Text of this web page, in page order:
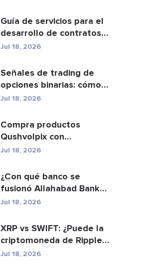
Guía de servicios para el
desarrollo de contratos
inteligentes y ...
Jul 18, 2026
Señales de trading de
opciones binarias: cómo
funcionan y los ri...
Jul 18, 2026
Compra productos
Qushvolpix con
criptomonedas: Bitcoin,
Jul 18, 2026
¿Con qué banco se
fusionó Allahabad Bank?
Historia completa de ...
Jul 18, 2026
XRP vs SWIFT: ¿Puede la
criptomoneda de Ripple
reemplazar a los p...
Jul 18, 2026